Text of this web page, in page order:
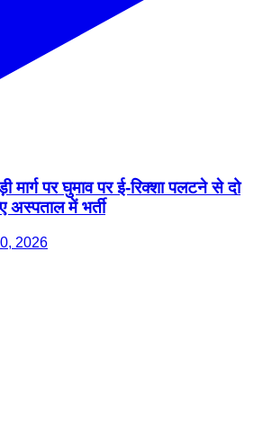
मार्ग पर घुमाव पर ई-रिक्शा पलटने से दो
अस्पताल में भर्ती
2026